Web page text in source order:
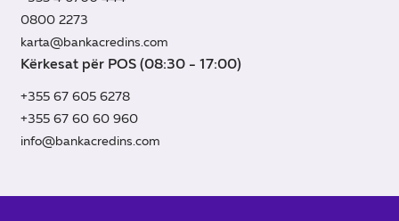
0800 2273
karta@bankacredins.com
Kërkesat për POS (08:30 - 17:00)
+355 67 605 6278
+355 67 60 60 960
info@bankacredins.com